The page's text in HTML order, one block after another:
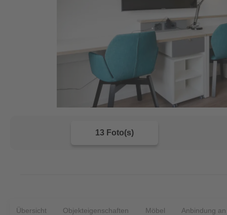
13 Foto(s)
Übersicht Objekteigenschaften Möbel Anbindung